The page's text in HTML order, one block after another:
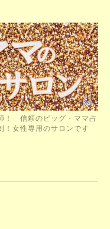
！ 信頼のビッグ・ママ占
女性専用のサロンです